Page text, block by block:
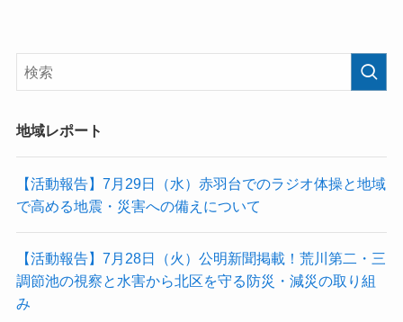
地域レポート
【活動報告】7月29日（水）赤羽台でのラジオ体操と地域
で高める地震・災害への備えについて
【活動報告】7月28日（火）公明新聞掲載！荒川第二・三
調節池の視察と水害から北区を守る防災・減災の取り組
み